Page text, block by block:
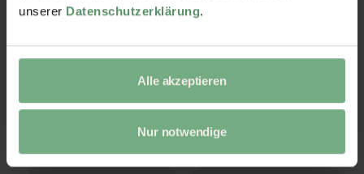
unserer Datenschutzerklärung.
Alle akzeptieren
Nur notwendige
€19,80
Zellnahrung